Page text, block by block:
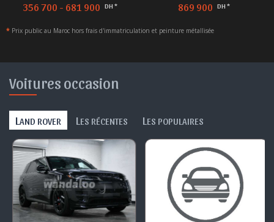
356 700 - 681 900 DH *
869 900 DH *
* Prix public au Maroc hors frais d'immatriculation et peinture métallisée
Voitures occasion
LAND ROVER L ES RÉCENTES L ES POPULAIRES